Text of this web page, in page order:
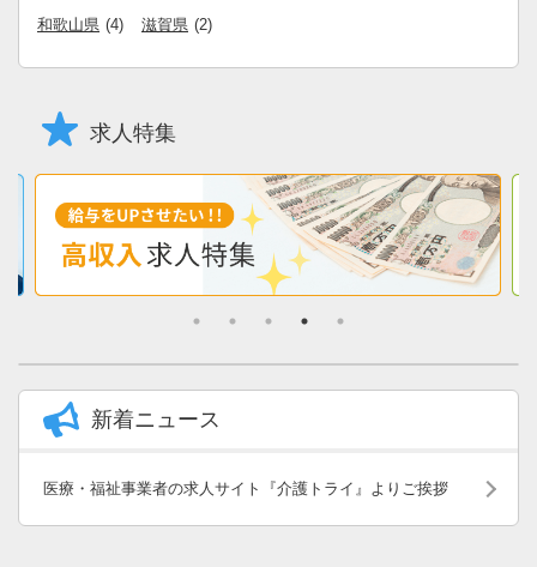
和歌山県 (4) 滋賀県 (2)
求人特集
新着ニュース
医療・福祉事業者の求人サイト『介護トライ』よりご挨拶